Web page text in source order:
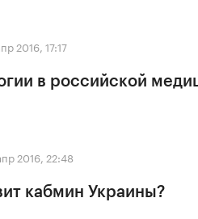
2016, 17:17
в российской
2016, 22:48
кабмин Украины?